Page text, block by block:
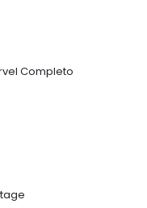
Completo